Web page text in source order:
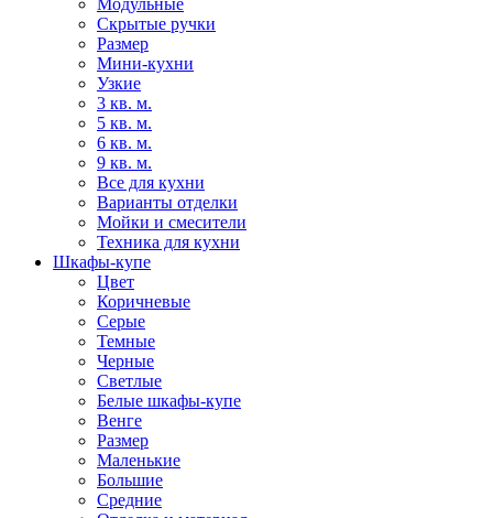
Модульные
Скрытые ручки
Размер
Мини-кухни
Узкие
3 кв. м.
5 кв. м.
6 кв. м.
9 кв. м.
Все для кухни
Варианты отделки
Мойки и смесители
Техника для кухни
Шкафы-купе
Цвет
Коричневые
Серые
Темные
Черные
Светлые
Белые шкафы-купе
Венге
Размер
Маленькие
Большие
Средние